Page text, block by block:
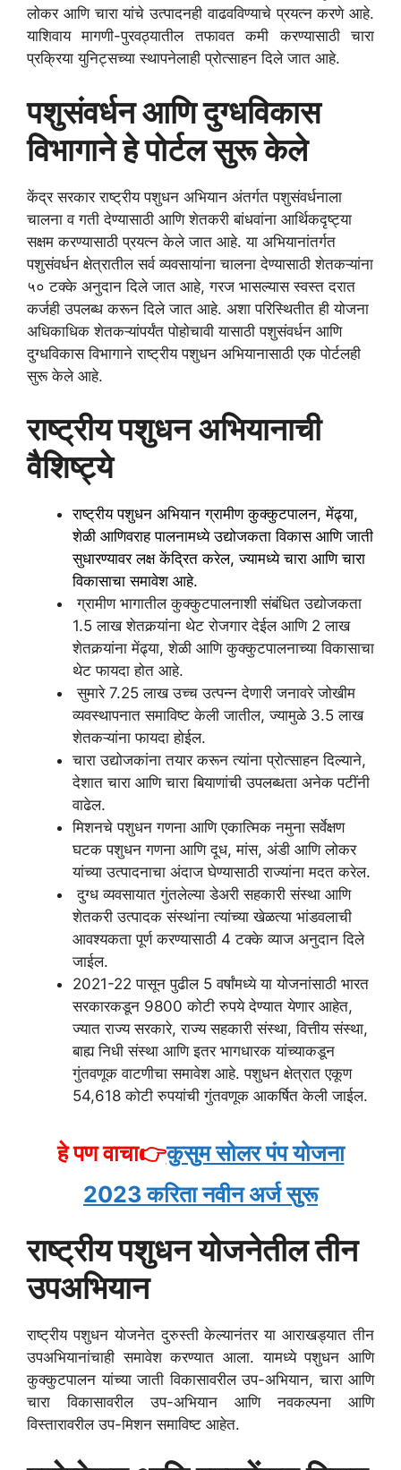
लोकर आणि चारा यांचे उत्पादनही वाढवविण्याचे प्रयत्न करणे आहे.
याशिवाय मागणी-पुरवठ्यातील तफावत कमी करण्यासाठी चारा
प्रक्रिया युनिट्सच्या स्थापनेलाही प्रोत्साहन दिले जात आहे.
पशुसंवर्धन आणि दुग्धविकास
विभागाने हे पोर्टल सुरू केले
केंद्र सरकार राष्ट्रीय पशुधन अभियान अंतर्गत पशुसंवर्धनाला
चालना व गती देण्यासाठी आणि शेतकरी बांधवांना आर्थिकदृष्ट्या
सक्षम करण्यासाठी प्रयत्न केले जात आहे. या अभियानांतर्गत
पशुसंवर्धन क्षेत्रातील सर्व व्यवसायांना चालना देण्यासाठी शेतकऱ्यांना
५० टक्के अनुदान दिले जात आहे, गरज भासल्यास स्वस्त दरात
कर्जही उपलब्ध करून दिले जात आहे. अशा परिस्थितीत ही योजना
अधिकाधिक शेतकऱ्यांपर्यंत पोहोचावी यासाठी पशुसंवर्धन आणि
दुग्धविकास विभागाने राष्ट्रीय पशुधन अभियानासाठी एक पोर्टलही
सुरू केले आहे.
राष्ट्रीय पशुधन अभियानाची
वैशिष्ट्ये
राष्ट्रीय पशुधन अभियान ग्रामीण कुक्कुटपालन, मेंढ्या,
शेळी आणिवराह पालनामध्ये उद्योजकता विकास आणि जाती
सुधारण्यावर लक्ष केंद्रित करेल, ज्यामध्ये चारा आणि चारा
विकासाचा समावेश आहे.
ग्रामीण भागातील कुक्कुटपालनाशी संबंधित उद्योजकता
1.5 लाख शेतकर्‍यांना थेट रोजगार देईल आणि 2 लाख
शेतकर्‍यांना मेंढ्या, शेळी आणि कुक्कुटपालनाच्या विकासाचा
थेट फायदा होत आहे.
सुमारे 7.25 लाख उच्च उत्पन्न देणारी जनावरे जोखीम
व्यवस्थापनात समाविष्ट केली जातील, ज्यामुळे 3.5 लाख
शेतकऱ्यांना फायदा होईल.
चारा उद्योजकांना तयार करून त्यांना प्रोत्साहन दिल्याने,
देशात चारा आणि चारा बियाणांची उपलब्धता अनेक पटींनी
वाढेल.
मिशनचे पशुधन गणना आणि एकात्मिक नमुना सर्वेक्षण
घटक पशुधन गणना आणि दूध, मांस, अंडी आणि लोकर
यांच्या उत्पादनाचा अंदाज घेण्यासाठी राज्यांना मदत करेल.
दुग्ध व्यवसायात गुंतलेल्या डेअरी सहकारी संस्था आणि
शेतकरी उत्पादक संस्थांना त्यांच्या खेळत्या भांडवलाची
आवश्यकता पूर्ण करण्यासाठी 4 टक्के व्याज अनुदान दिले
जाईल.
2021-22 पासून पुढील 5 वर्षांमध्ये या योजनांसाठी भारत
सरकारकडून 9800 कोटी रुपये देण्यात येणार आहेत,
ज्यात राज्य सरकारे, राज्य सहकारी संस्था, वित्तीय संस्था,
बाह्य निधी संस्था आणि इतर भागधारक यांच्याकडून
गुंतवणूक वाटणीचा समावेश आहे. पशुधन क्षेत्रात एकूण
54,618 कोटी रुपयांची गुंतवणूक आकर्षित केली जाईल.
हे पण वाचा👉कुसुम सोलर पंप योजना
2023 करिता नवीन अर्ज सुरू
राष्ट्रीय पशुधन योजनेतील तीन
उपअभियान
राष्ट्रीय पशुधन योजनेत दुरुस्ती केल्यानंतर या आराखड्यात तीन
उपअभियानांचाही समावेश करण्यात आला. यामध्ये पशुधन आणि
कुक्कुटपालन यांच्या जाती विकासावरील उप-अभियान, चारा आणि
चारा विकासावरील उप-अभियान आणि नवकल्पना आणि
विस्तारावरील उप-मिशन समाविष्ट आहेत.